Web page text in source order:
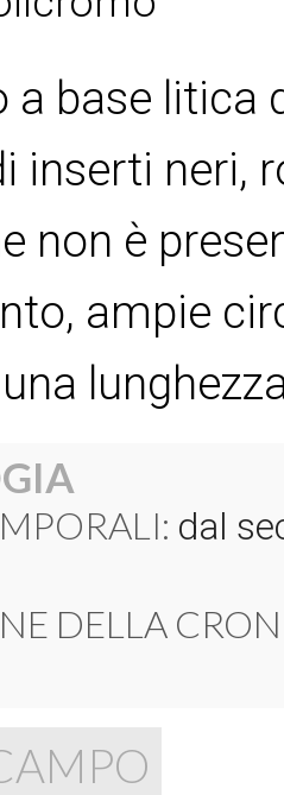
a base litica
inserti neri,
non è
ampie
dal
DELLA